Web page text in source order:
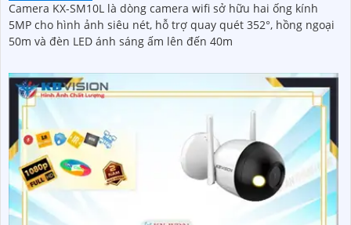
Camera KX-SM10L là dòng camera wifi sở hữu hai ống kính
5MP cho hình ảnh siêu nét, hỗ trợ quay quét 352°, hồng ngoại
50m và đèn LED ánh sáng ấm lên đến 40m